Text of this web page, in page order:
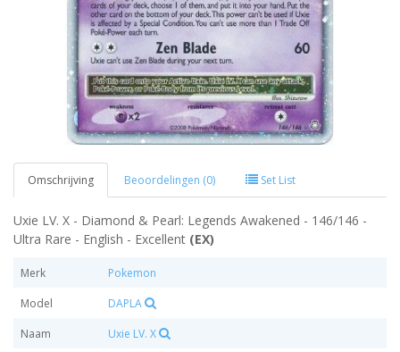
Omschrijving Beoordelingen (0) Set List
Uxie LV. X - Diamond & Pearl: Legends Awakened - 146/146 -
Ultra Rare - English - Excellent (EX)
Merk
Pokemon
Model
DAPLA
Naam
Uxie LV. X